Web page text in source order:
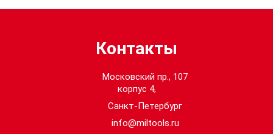
Контакты
Московский пр., 107
корпус 4,
Санкт-Петербург
info@miltools.ru